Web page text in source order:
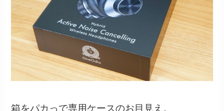
箱をパカっで専用ケースのお目見え。